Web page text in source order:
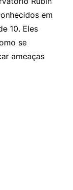
em
10. Eles
se
ameaças